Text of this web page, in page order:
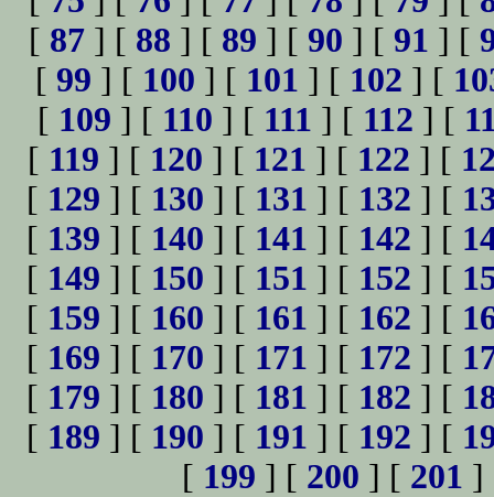
[ 87 ] [ 88 ] [ 89 ] [ 90 ] [ 91 ] [
[ 99 ] [ 100 ] [ 101 ] [ 102 ] [
[ 109 ] [ 110 ] [ 111 ] [ 112 ] [
[ 119 ] [ 120 ] [ 121 ] [ 122 ] [
[ 129 ] [ 130 ] [ 131 ] [ 132 ] [
[ 139 ] [ 140 ] [ 141 ] [ 142 ] [
[ 149 ] [ 150 ] [ 151 ] [ 152 ] [
[ 159 ] [ 160 ] [ 161 ] [ 162 ] [
[ 169 ] [ 170 ] [ 171 ] [ 172 ] [
[ 179 ] [ 180 ] [ 181 ] [ 182 ] [
[ 189 ] [ 190 ] [ 191 ] [ 192 ] [
[ 199 ] [ 200 ] [ 201 ]